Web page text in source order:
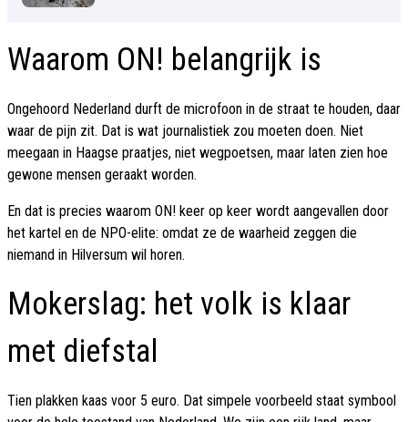
Waarom ON! belangrijk is
Ongehoord Nederland durft de microfoon in de straat te houden, daar
waar de pijn zit. Dat is wat journalistiek zou moeten doen. Niet
meegaan in Haagse praatjes, niet wegpoetsen, maar laten zien hoe
gewone mensen geraakt worden.
En dat is precies waarom ON! keer op keer wordt aangevallen door
het kartel en de NPO-elite: omdat ze de waarheid zeggen die
niemand in Hilversum wil horen.
Mokerslag: het volk is klaar
met diefstal
Tien plakken kaas voor 5 euro. Dat simpele voorbeeld staat symbool